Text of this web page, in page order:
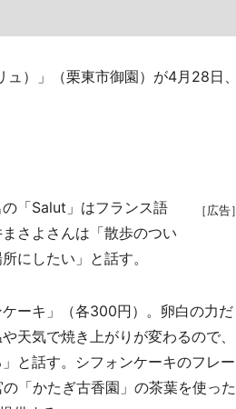
）」（栗東市御園）が4月28日、
［広告］
「Salut」はフランス語
さよさんは「散歩のつい
にしたい」と話す。
ーキ」（各300円）。卵白の力だ
天気で焼き上がりが変わるので、
と話す。シフォンケーキのフレー
「かたぎ古香園」の茶葉を使った